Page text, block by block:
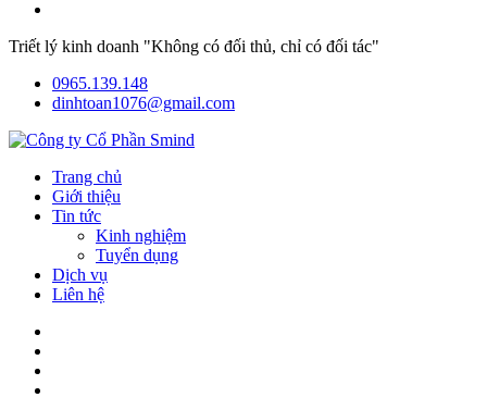
Triết lý kinh doanh "Không có đối thủ, chỉ có đối tác"
0965.139.148
dinhtoan1076@gmail.com
Trang chủ
Giới thiệu
Tin tức
Kinh nghiệm
Tuyển dụng
Dịch vụ
Liên hệ